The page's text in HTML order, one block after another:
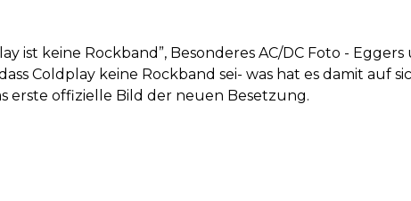
ist keine Rockband”, Besonderes AC/DC Foto -
Coldplay keine Rockband sei- was hat es damit auf
erste offizielle Bild der neuen Besetzung.